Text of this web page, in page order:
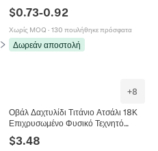
σε Κοσμήματα σώματος
Ασημί Επιχρυσωμένο
$0.73-0.92
Χωρίς MOQ · 130 πουλήθηκε πρόσφατα
Δωρεάν αποστολή
+8
Οβάλ Δαχτυλίδι Τιτάνιο Ατσάλι 18Κ
Επιχρυσωμένο Φυσικό Τεχνητό
Μαργαριτάρι Μαύρος Όνυχας Ρετρό
Κοσμήματα Γυναίκες
$3.48